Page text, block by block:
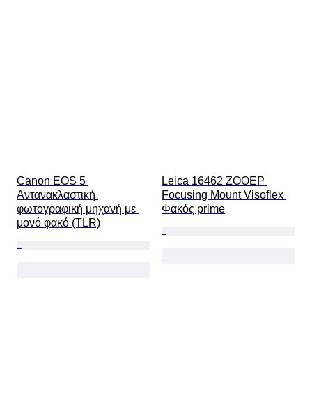
Canon EOS 5
Αντανακλαστική
φωτογραφική μηχανή με
μονό φακό (TLR)
Leica 16462 ZOOEP
Focusing Mount Visoflex
Φακός prime